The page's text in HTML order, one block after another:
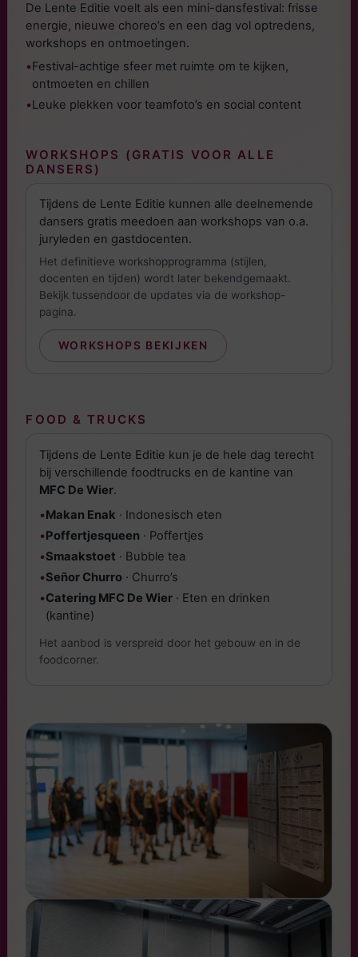
De Lente Editie voelt als een mini-dansfestival: frisse
energie, nieuwe choreo’s en een dag vol optredens,
workshops en ontmoetingen.
•Festival-achtige sfeer met ruimte om te kijken,
ontmoeten en chillen
•Leuke plekken voor teamfoto’s en social content
WORKSHOPS (GRATIS VOOR ALLE
DANSERS)
Tijdens de Lente Editie kunnen alle deelnemende
dansers gratis meedoen aan workshops van o.a.
juryleden en gastdocenten.
Het definitieve workshopprogramma (stijlen,
docenten en tijden) wordt later bekendgemaakt.
Bekijk tussendoor de updates via de workshop-
pagina.
WORKSHOPS BEKIJKEN
FOOD & TRUCKS
Tijdens de Lente Editie kun je de hele dag terecht
bij verschillende foodtrucks en de kantine van
MFC De Wier.
• Makan Enak · Indonesisch eten
• Poffertjesqueen · Poffertjes
•Smaakstoet · Bubble tea
•Señor Churro · Churro’s
•Catering MFC De Wier · Eten en drinken
(kantine)
Het aanbod is verspreid door het gebouw en in de
foodcorner.